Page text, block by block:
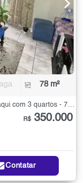
78 m²
Apartamento à Venda no Parque Mandaqui com 3 quartos - 78 m²
R$ 350.000
Contatar